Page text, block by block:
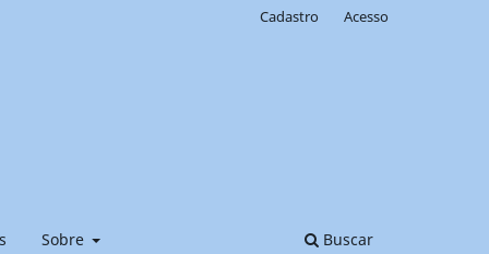
Sobre Buscar
Cadastro Acesso